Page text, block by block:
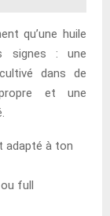
qu’une huile
signes : une
dans de
et une
adapté à ton
full